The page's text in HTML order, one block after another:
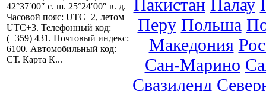
42°37′00″ с. ш. 25°24′00″ в. д.
Часовой пояс: UTC+2, летом
UTC+3. Телефонный код:
(+359) 431. Почтовый индекс:
6100. Автомобильный код:
СТ. Карта К...
Пакистан Палау
Перу Польша
Македония
Сан-Марино
Свазиленд